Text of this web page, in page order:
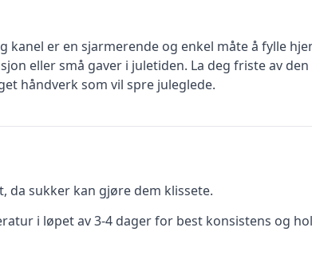
kanel er en sjarmerende og enkel måte å fylle
eller små gaver i juletiden. La deg friste av
håndverk som vil spre juleglede.
da sukker kan gjøre dem klissete.
i løpet av 3-4 dager for best konsistens og